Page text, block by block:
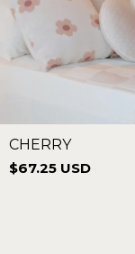
CHERRY
$67.25 USD